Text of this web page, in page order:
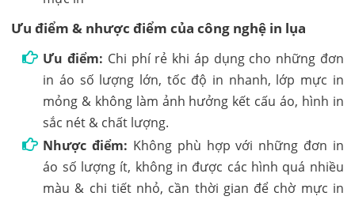
Ưu điểm & nhược điểm của công nghệ in lụa
Ưu điểm: Chi phí rẻ khi áp dụng cho những đơn
in áo số lượng lớn, tốc độ in nhanh, lớp mực in
mỏng & không làm ảnh hưởng kết cấu áo, hình in
sắc nét & chất lượng.
Nhược điểm: Không phù hợp với những đơn in
áo số lượng ít, không in được các hình quá nhiều
màu & chi tiết nhỏ, cần thời gian để chờ mực in